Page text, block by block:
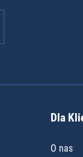
Dla
O nas